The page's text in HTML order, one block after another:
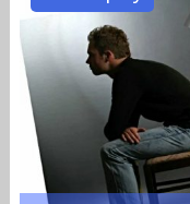
w
związku"